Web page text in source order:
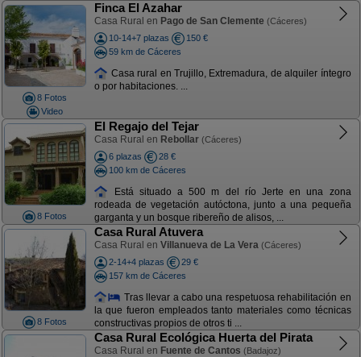
8 Fotos
Video
Finca El Azahar
Casa Rural en Pago de San Clemente (Cáceres)
10-14+7 plazas
150 €
59 km de Cáceres
Casa rural en Trujillo, Extremadura, de alquiler íntegro
o por habitaciones. ...
8 Fotos
El Regajo del Tejar
Casa Rural en Rebollar (Cáceres)
6 plazas
28 €
100 km de Cáceres
Está situado a 500 m del río Jerte en una zona
rodeada de vegetación autóctona, junto a una pequeña
garganta y un bosque ribereño de alisos, ...
8 Fotos
Casa Rural Atuvera
Casa Rural en Villanueva de La Vera (Cáceres)
2-14+4 plazas
29 €
157 km de Cáceres
Tras llevar a cabo una respetuosa rehabilitación en
la que fueron empleados tanto materiales como técnicas
constructivas propios de otros ti ...
Casa Rural Ecológica Huerta del Pirata
Casa Rural en Fuente de Cantos (Badajoz)